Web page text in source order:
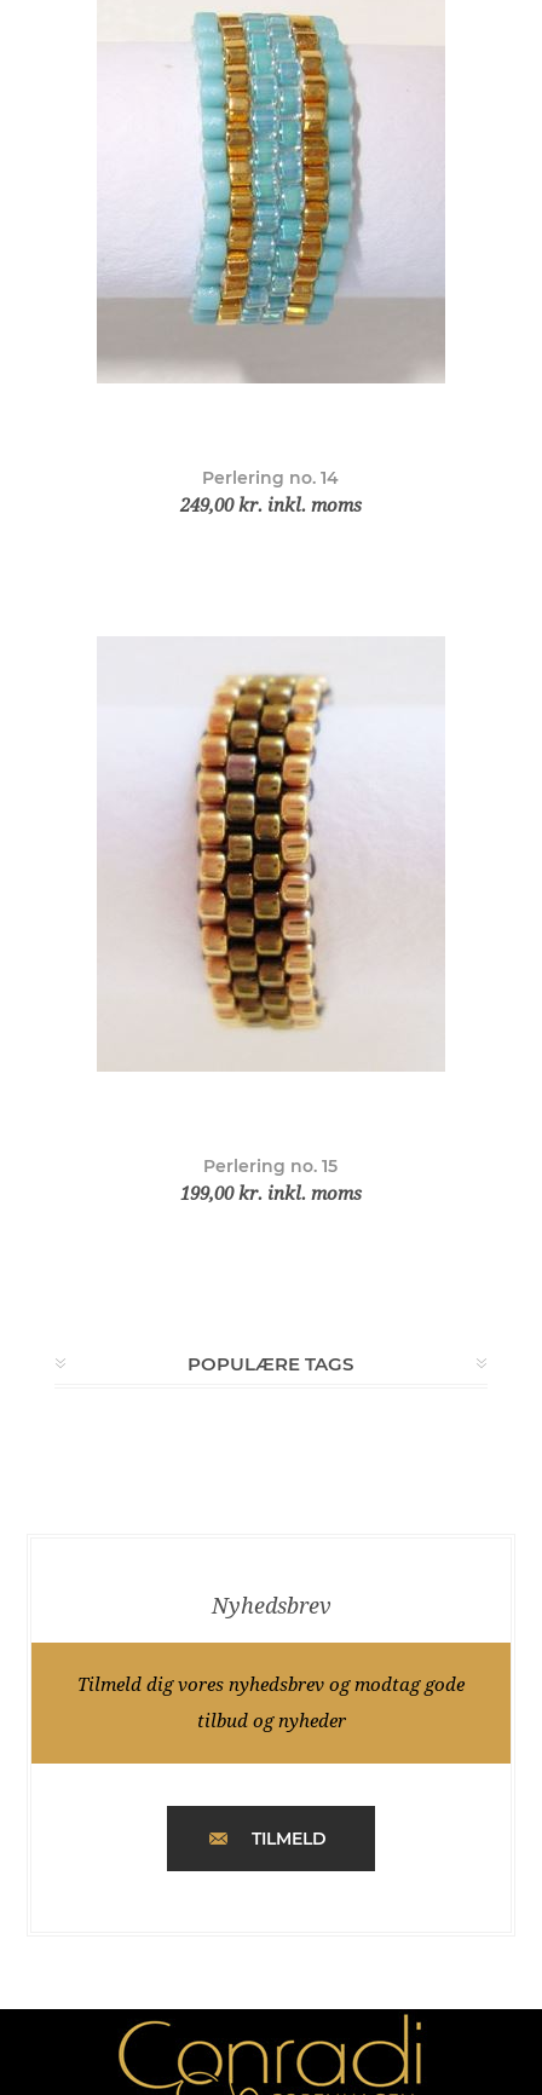
Perlering no. 14
249,00 kr. inkl. moms
Perlering no. 15
199,00 kr. inkl. moms
POPULÆRE TAGS
Nyhedsbrev
Tilmeld dig vores nyhedsbrev og modtag gode
tilbud og nyheder
TILMELD